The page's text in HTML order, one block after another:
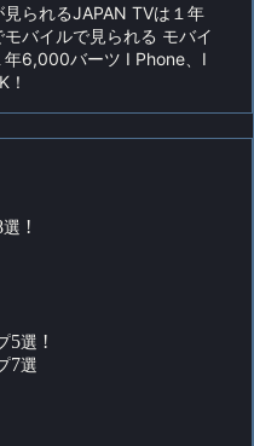
見られるJAPAN TVは１年
バイルで見られる モバイ
年6,000バーツ I Phone、I
！
選 !
5選 !
7選